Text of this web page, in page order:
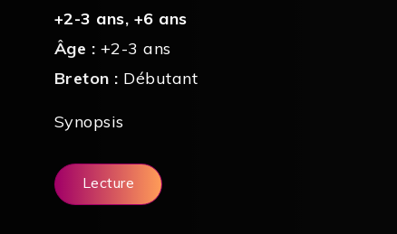
+2-3 ans, +6 ans
Âge : +2-3 ans
Breton : Débutant
Synopsis
Lecture